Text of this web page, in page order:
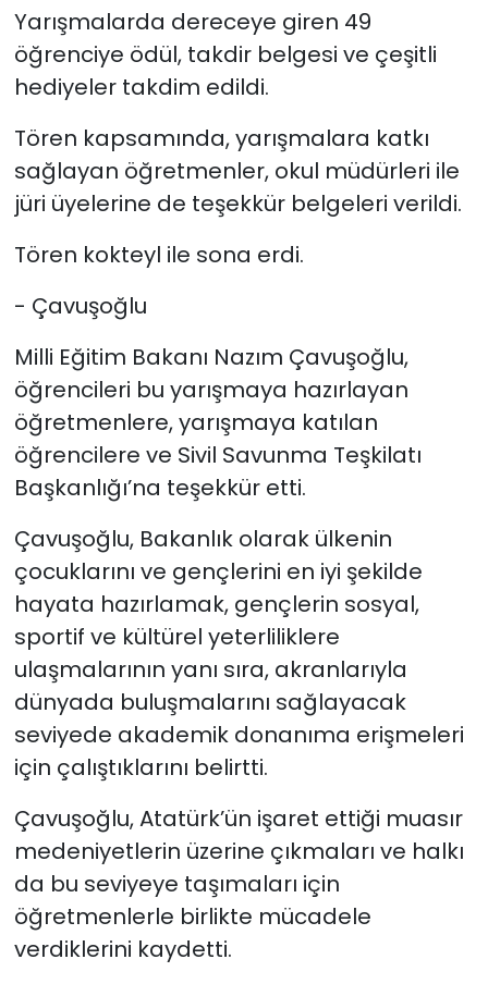
Yarışmalarda dereceye giren 49
öğrenciye ödül, takdir belgesi ve çeşitli
hediyeler takdim edildi.
Tören kapsamında, yarışmalara katkı
sağlayan öğretmenler, okul müdürleri ile
jüri üyelerine de teşekkür belgeleri verildi.
Tören kokteyl ile sona erdi.
- Çavuşoğlu
Milli Eğitim Bakanı Nazım Çavuşoğlu,
öğrencileri bu yarışmaya hazırlayan
öğretmenlere, yarışmaya katılan
öğrencilere ve Sivil Savunma Teşkilatı
Başkanlığı’na teşekkür etti.
Çavuşoğlu, Bakanlık olarak ülkenin
çocuklarını ve gençlerini en iyi şekilde
hayata hazırlamak, gençlerin sosyal,
sportif ve kültürel yeterliliklere
ulaşmalarının yanı sıra, akranlarıyla
dünyada buluşmalarını sağlayacak
seviyede akademik donanıma erişmeleri
için çalıştıklarını belirtti.
Çavuşoğlu, Atatürk’ün işaret ettiği muasır
medeniyetlerin üzerine çıkmaları ve halkı
da bu seviyeye taşımaları için
öğretmenlerle birlikte mücadele
verdiklerini kaydetti.